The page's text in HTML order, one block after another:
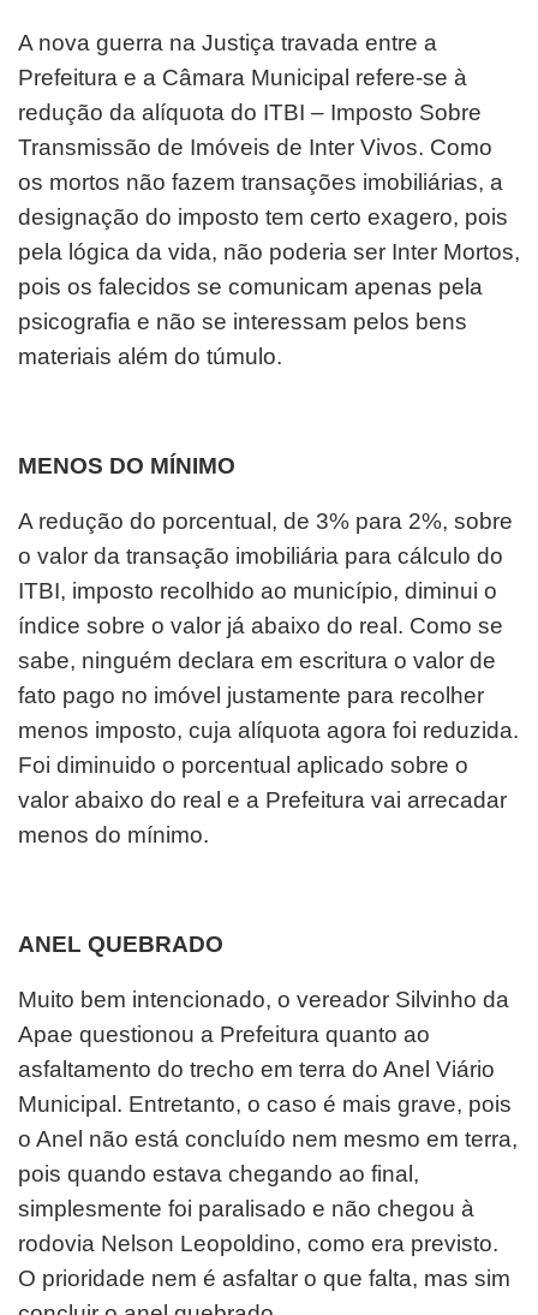
A nova guerra na Justiça travada entre a
Prefeitura e a Câmara Municipal refere-se à
redução da alíquota do ITBI – Imposto Sobre
Transmissão de Imóveis de Inter Vivos. Como
os mortos não fazem transações imobiliárias, a
designação do imposto tem certo exagero, pois
pela lógica da vida, não poderia ser Inter Mortos,
pois os falecidos se comunicam apenas pela
psicografia e não se interessam pelos bens
materiais além do túmulo.
MENOS DO MÍNIMO
A redução do porcentual, de 3% para 2%, sobre
o valor da transação imobiliária para cálculo do
ITBI, imposto recolhido ao município, diminui o
índice sobre o valor já abaixo do real. Como se
sabe, ninguém declara em escritura o valor de
fato pago no imóvel justamente para recolher
menos imposto, cuja alíquota agora foi reduzida.
Foi diminuido o porcentual aplicado sobre o
valor abaixo do real e a Prefeitura vai arrecadar
menos do mínimo.
ANEL QUEBRADO
Muito bem intencionado, o vereador Silvinho da
Apae questionou a Prefeitura quanto ao
asfaltamento do trecho em terra do Anel Viário
Municipal. Entretanto, o caso é mais grave, pois
o Anel não está concluído nem mesmo em terra,
pois quando estava chegando ao final,
simplesmente foi paralisado e não chegou à
rodovia Nelson Leopoldino, como era previsto.
O prioridade nem é asfaltar o que falta, mas sim